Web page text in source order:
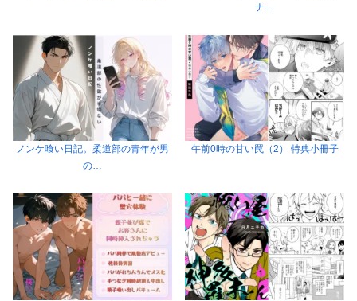
ナ…
ノンケ喰い日記。柔道部の青年が男
の…
午前0時の甘い罠（2） 特典小冊子